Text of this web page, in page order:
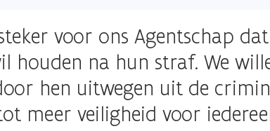
voor ons Agentschap
houden na hun straf. We
hen uitwegen uit de
meer veiligheid voor